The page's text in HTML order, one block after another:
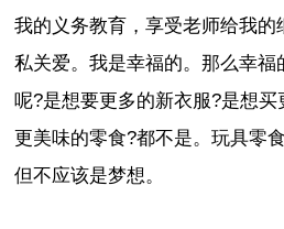
我的义务教育，享受老师给我
私关爱。我是幸福的。那么幸福
呢?是想要更多的新衣服?是想
更美味的零食?都不是。玩具零
但不应该是梦想。